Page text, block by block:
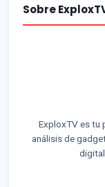
Sobre
ExploxTV es tu
análisis de